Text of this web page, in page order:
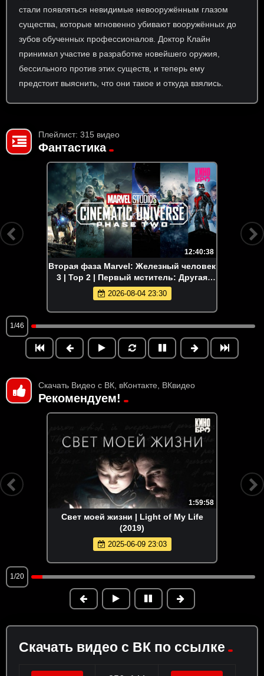
стали появляться невидимые невооружённым глазом
существа, которые мгновенно убивают вооружённых до
зубов обученных профессионалов. Доктор Клайн
принимал участие в разработке новейшего оружия,
бессильного против этих существ, и теперь ему
предстоит выяснить, что они такое и откуда взялись.
Плейлист: 315 видео
Фантастика
12:40:38
Вторая фаза Marvel: Железный человек
3 | Тор 2 | Первый мститель: Другая
война | Стражи Галактики | Эра
Альтрона | Человек-мурав
2026-08-04 23:30
1/46
Скачать Видео с ВК, вКонтакте, ВКвидео
Рекомендуем!
1:59:58
Свет моей жизни | Light of My Life
(2019)
2025-06-09 23:03
1/20
Скачать видео с ВК по ссылке